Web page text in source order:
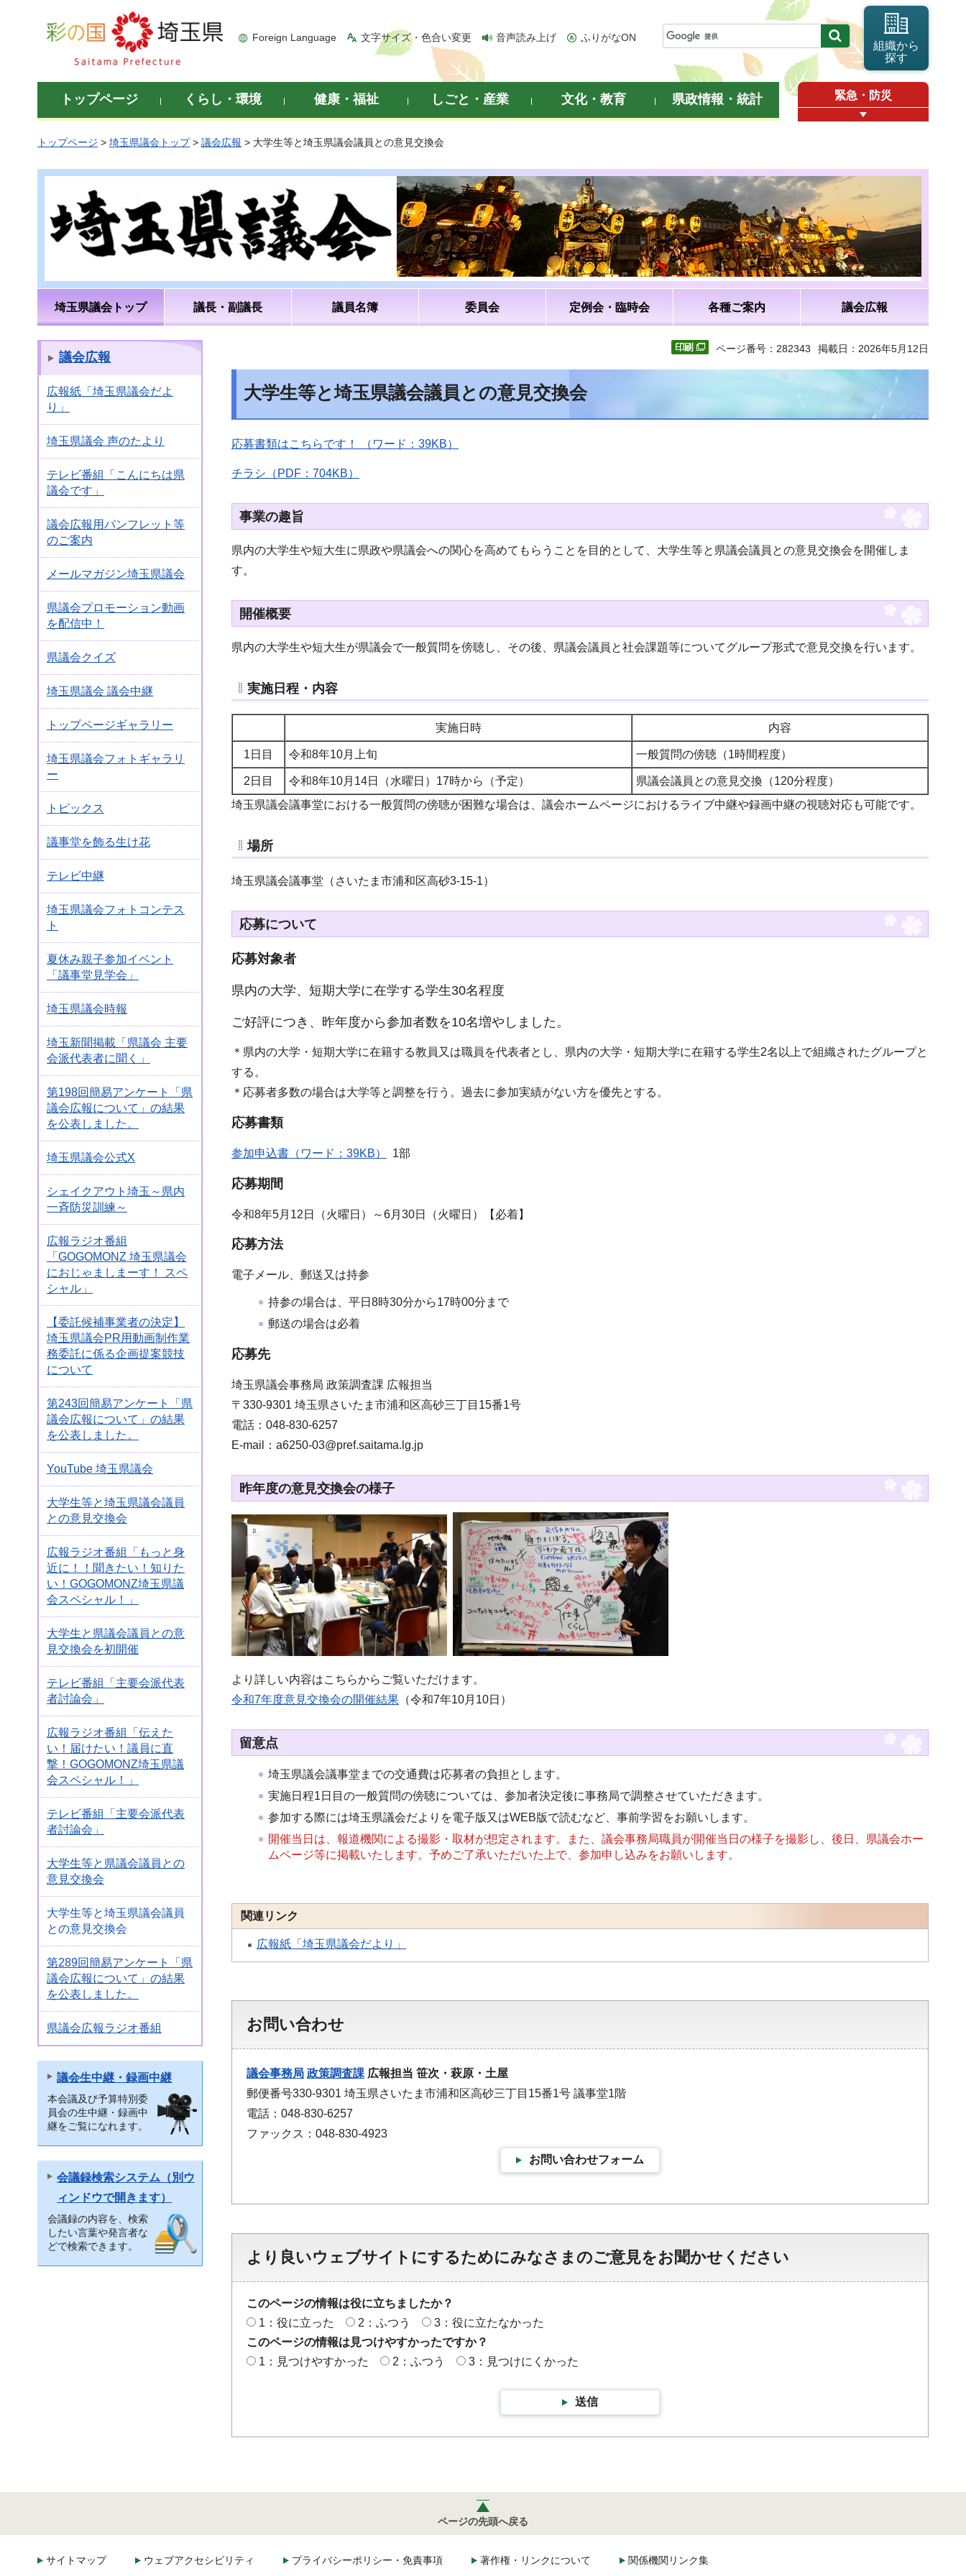
彩の国 埼玉県
Foreign Language 文字サイズ・色合い変更 音声読み上げ ふりがなON
組織から
探す
トップページ くらし・環境 健康・福祉 しごと・産業 文化・教育 県政情報・統計 緊急・防災
トップページ > 埼玉県議会トップ> 議会広報 > 大学生等と埼玉県議会議員との意見交換会
埼玉県議会トップ 議長・副議長 議員名簿 委員会 定例会・臨時会 各種ご案内 議会広報
議会広報
広報紙「埼玉県議会だよ
り」
埼玉県議会 声のたより
テレビ番組「こんにちは県
議会です」
議会広報用パンフレット等
のご案内
メールマガジン埼玉県議会
県議会プロモーション動画
を配信中！
県議会クイズ
埼玉県議会 議会中継
トップページギャラリー
埼玉県議会フォトギャラリ
ー
トピックス
議事堂を飾る生け花
テレビ中継
埼玉県議会フォトコンテス
ト
夏休み親子参加イベント
「議事堂見学会」
埼玉県議会時報
埼玉新聞掲載「県議会 主要
会派代表者に聞く」
第198回簡易アンケート「県
議会広報について」の結果
を公表しました。
埼玉県議会公式X
シェイクアウト埼玉～県内
一斉防災訓練～
広報ラジオ番組
「GOGOMONZ 埼玉県議会
におじゃましまーす！ スペ
シャル」
【委託候補事業者の決定】
埼玉県議会PR用動画制作業
務委託に係る企画提案競技
について
第243回簡易アンケート「県
議会広報について」の結果
を公表しました。
YouTube 埼玉県議会
大学生等と埼玉県議会議員
との意見交換会
広報ラジオ番組「もっと身
近に！！聞きたい！知りた
い！GOGOMONZ埼玉県議
会スペシャル！」
大学生と県議会議員との意
見交換会を初開催
テレビ番組「主要会派代表
者討論会」
広報ラジオ番組「伝えた
い！届けたい！議員に直
撃！GOGOMONZ埼玉県議
会スペシャル！」
テレビ番組「主要会派代表
者討論会」
大学生等と県議会議員との
意見交換会
大学生等と埼玉県議会議員
との意見交換会
第289回簡易アンケート「県
議会広報について」の結果
を公表しました。
県議会広報ラジオ番組
議会生中継・録画中継
本会議及び予算特別委
員会の生中継・録画中
継をご覧になれます。
会議録検索システム（別ウ
ィンドウで開きます）
会議録の内容を、検索
したい言葉や発言者な
どで検索できます。
ページ番号：282343 掲載日：2026年5月12日
大学生等と埼玉県議会議員との意見交換会
応募書類はこちらです！ （ワード：39KB）
チラシ（PDF：704KB）
事業の趣旨
県内の大学生や短大生に県政や県議会への関心を高めてもらうことを目的として、大学生等と県議会議員との意見交換会を開催しま
す。
開催概要
県内の大学生や短大生が県議会で一般質問を傍聴し、その後、県議会議員と社会課題等についてグループ形式で意見交換を行います。
実施日程・内容
実施日時 内容
1日目 令和8年10月上旬 一般質問の傍聴（1時間程度）
2日目 令和8年10月14日（水曜日）17時から（予定）
県議会議員との意見交換（120分程度）
埼玉県議会議事堂における一般質問の傍聴が困難な場合は、議会ホームページにおけるライブ中継や録画中継の視聴対応も可能です。
場所
埼玉県議会議事堂（さいたま市浦和区高砂3-15-1）
応募について
応募対象者
県内の大学、短期大学に在学する学生30名程度
ご好評につき、昨年度から参加者数を10名増やしました。
＊県内の大学・短期大学に在籍する教員又は職員を代表者とし、県内の大学・短期大学に在籍する学生2名以上で組織されたグループと
する。
＊応募者多数の場合は大学等と調整を行う。過去に参加実績がない方を優先とする。
応募書類
参加申込書（ワード：39KB） 1部
応募期間
令和8年5月12日（火曜日）～6月30日（火曜日）【必着】
応募方法
電子メール、郵送又は持参
持参の場合は、平日8時30分から17時00分まで
郵送の場合は必着
応募先
埼玉県議会事務局 政策調査課 広報担当
〒330-9301 埼玉県さいたま市浦和区高砂三丁目15番1号
電話：048-830-6257
E-mail：a6250-03@pref.saitama.lg.jp
昨年度の意見交換会の様子
より詳しい内容はこちらからご覧いただけます。
令和7年度意見交換会の開催結果 （令和7年10月10日）
留意点
埼玉県議会議事堂までの交通費は応募者の負担とします。
実施日程1日目の一般質問の傍聴については、参加者決定後に事務局で調整させていただきます。
参加する際には埼玉県議会だよりを電子版又はWEB版で読むなど、事前学習をお願いします。
開催当日は、報道機関による撮影・取材が想定されます。また、議会事務局職員が開催当日の様子を撮影し、後日、県議会ホー
ムページ等に掲載いたします。予めご了承いただいた上で、参加申し込みをお願いします。
関連リンク
広報紙「埼玉県議会だより」
お問い合わせ
議会事務局 政策調査課 広報担当 笹次・萩原・土屋
郵便番号330-9301 埼玉県さいたま市浦和区高砂三丁目15番1号 議事堂1階
電話：048-830-6257
ファックス：048-830-4923
お問い合わせフォーム
より良いウェブサイトにするためにみなさまのご意見をお聞かせください
このページの情報は役に立ちましたか？
1：役に立った
2：ふつう
3：役に立たなかった
このページの情報は見つけやすかったですか？
1：見つけやすかった
2：ふつう 3：見つけにくかった
送信
ページの先頭へ戻る
サイトマップ ウェブアクセシビリティ プライバシーポリシー・免責事項 著作権・リンクについて 関係機関リンク集